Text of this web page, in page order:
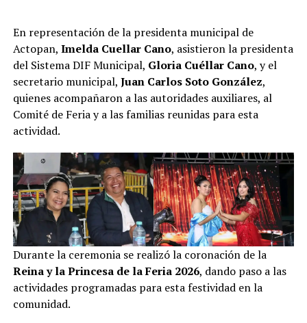
En representación de la presidenta municipal de
Actopan, Imelda Cuellar Cano, asistieron la presidenta
del Sistema DIF Municipal, Gloria Cuéllar Cano, y el
secretario municipal, Juan Carlos Soto González,
quienes acompañaron a las autoridades auxiliares, al
Comité de Feria y a las familias reunidas para esta
actividad.
Durante la ceremonia se realizó la coronación de la
Reina y la Princesa de la Feria 2026, dando paso a las
actividades programadas para esta festividad en la
comunidad.